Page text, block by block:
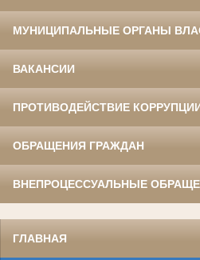
МУНИЦИПАЛЬНЫЕ ОРГАНЫ
ВАКАНСИИ
ПРОТИВОДЕЙСТВИЕ
ОБРАЩЕНИЯ ГРАЖДАН
ВНЕПРОЦЕССУАЛЬНЫЕ
ГЛАВНАЯ